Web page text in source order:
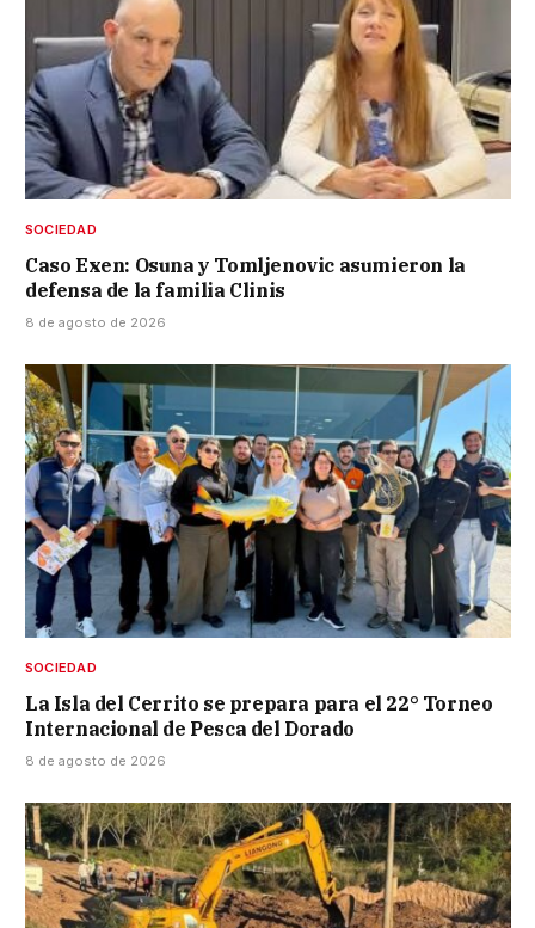
SOCIEDAD
Caso Exen: Osuna y Tomljenovic asumieron la
defensa de la familia Clinis
8 de agosto de 2026
SOCIEDAD
La Isla del Cerrito se prepara para el 22° Torneo
Internacional de Pesca del Dorado
8 de agosto de 2026